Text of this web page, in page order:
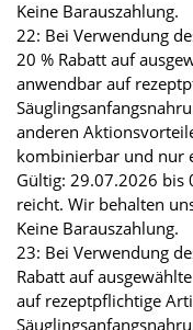
Keine Barauszahlung.
22: Bei Verwendung
20 % Rabatt auf
anwendbar auf
anderen
kombinierbar und nur
Gültig: 29.07.2026 bis
reicht. Wir behalten
Keine Barauszahlung.
23: Bei Verwendung
Rabatt auf
auf rezeptpflichtige